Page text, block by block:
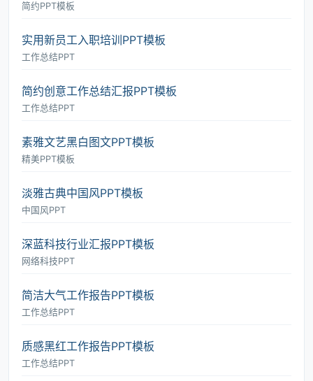
简约PPT模板
实用新员工入职培训PPT模板
工作总结PPT
简约创意工作总结汇报PPT模板
工作总结PPT
素雅文艺黑白图文PPT模板
精美PPT模板
淡雅古典中国风PPT模板
中国风PPT
深蓝科技行业汇报PPT模板
网络科技PPT
简洁大气工作报告PPT模板
工作总结PPT
质感黑红工作报告PPT模板
工作总结PPT